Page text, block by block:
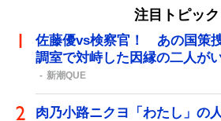
注目トピック
佐藤優vs検察官！ あの国策
調室で対峙した因縁の二人が
新潮QUE
肉乃小路ニクヨ「わたし」の